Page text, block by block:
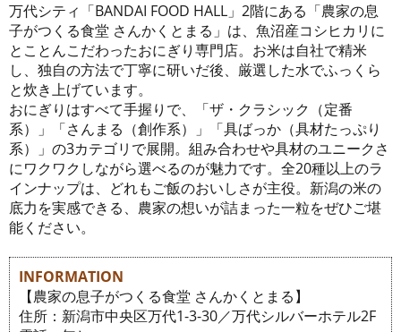
万代シティ「BANDAI FOOD HALL」2階にある「農家の息
子がつくる食堂 さんかくとまる」は、魚沼産コシヒカリに
とことんこだわったおにぎり専門店。お米は自社で精米
し、独自の方法で丁寧に研いだ後、厳選した水でふっくら
と炊き上げています。
おにぎりはすべて手握りで、「ザ・クラシック（定番
系）」「さんまる（創作系）」「具ばっか（具材たっぷり
系）」の3カテゴリで展開。組み合わせや具材のユニークさ
にワクワクしながら選べるのが魅力です。全20種以上のラ
インナップは、どれもご飯のおいしさが主役。新潟の米の
底力を実感できる、農家の想いが詰まった一粒をぜひご堪
能ください。
INFORMATION
【農家の息子がつくる食堂 さんかくとまる】
住所：新潟市中央区万代1-3-30／万代シルバーホテル2F